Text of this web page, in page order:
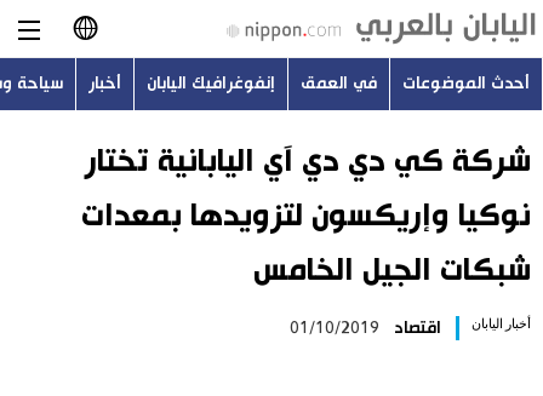
日本語
English
简体字
أحدث الموضوعات
أحدث الموضوعات في العمق إنفوغرافيك اليابان أخبار سياحة
شركة كي دي دي آي اليابانية تختار
نوكيا وإريكسون لتزويدها بمعدات
شبكات الجيل الخامس
أخبار اليابان اقتصاد 01/10/2019